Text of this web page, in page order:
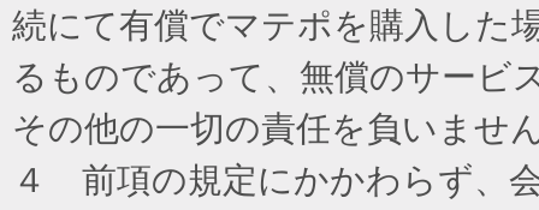
続にて有償でマテポを購入した
るものであって、無償のサービ
その他の一切の責任を負いませ
４ 前項の規定にかかわらず、